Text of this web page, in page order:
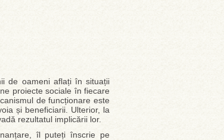
de oameni aflați în situații
proiecte sociale în fiecare
de funcționare este
și beneficiarii. Ulterior, la
rezultatul implicării lor.
îl puteți înscrie pe